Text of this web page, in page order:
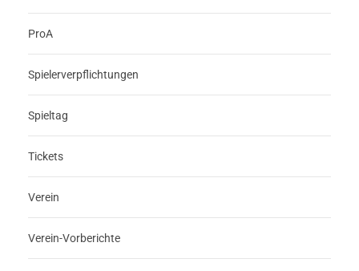
ProA
Spielerverpflichtungen
Spieltag
Tickets
Verein
Verein-Vorberichte